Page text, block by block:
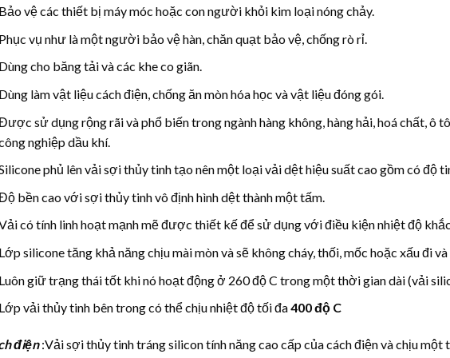
vệ các thiết bị máy móc hoặc con người khỏi kim loại nóng chảy.
vụ như là một người bảo vệ hàn, chăn quạt bảo vệ, chống rò rỉ.
cho băng tải và các khe co giãn.
làm vật liệu cách điện, chống ăn mòn hóa học và vật liệu đóng gói.
sử dụng rộng rãi và phổ biến trong ngành hàng không, hàng hải, hoá chất, ô
nghiệp dầu khí.
phủ lên vải sợi thủy tinh tạo nên một loại vải dệt hiệu suất cao gồm có độ
bền cao với sợi thủy tinh vô định hình dệt thành một tấm.
có tính linh hoạt mạnh mẽ được thiết kế để sử dụng với điều kiện nhiệt độ
silicone tăng khả năng chịu mài mòn và sẽ không cháy, thối, mốc hoặc xấu đi
giữ trạng thái tốt khi nó hoạt động ở 260 độ C trong một thời gian dài (vải
vải thủy tinh bên trong có thể chịu nhiệt độ tối đa400 độ C
điện:Vải sợi thủy tinh tráng silicon tính năng cao cấp của cách điện và chịu một